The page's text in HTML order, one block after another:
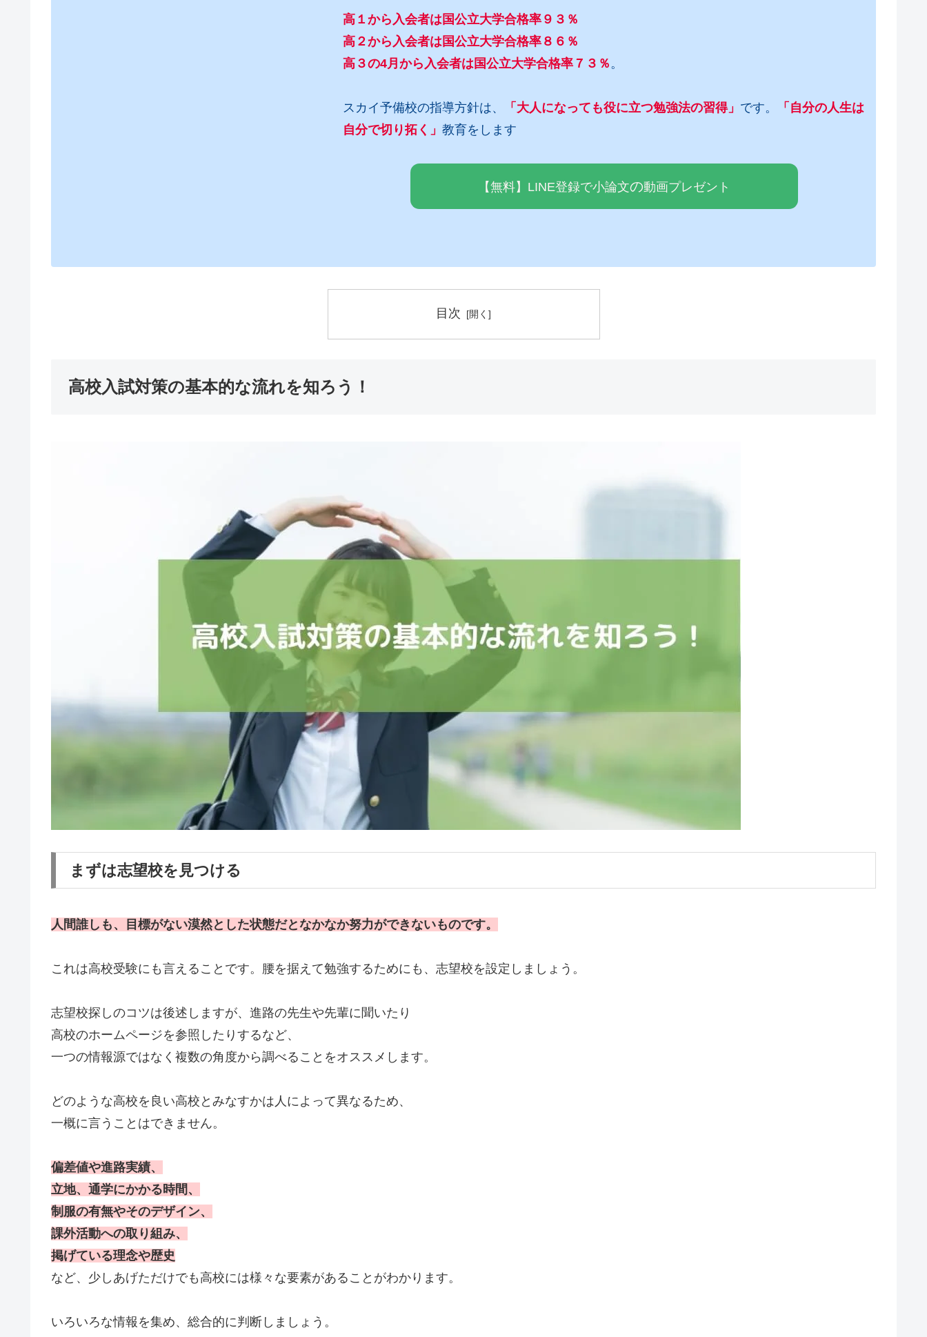
高１から入会者は国公立大学合格率９３％
高２から入会者は国公立大学合格率８６％
高３の4月から入会者は国公立大学合格率７３％。
スカイ予備校の指導方針は、 「大人になっても役に立つ勉強法の習得」 です。
「自分の人生は
自分で切り拓く」教育をします
【無料】LINE登録で小論文の動画プレゼン ト
目次
高校入試対策の基本的な流れを知ろう！
まずは志望校を見つける
人間誰しも、目標がない漠然とした状態だとなかなか努力ができないものです。
これは高校受験にも言えることです。腰を据えて勉強するためにも、志望校を設定しましょう。
志望校探しのコツは後述しますが、進路の先生や先輩に聞いたり
高校のホームページを参照したりするなど、
一つの情報源ではなく複数の角度から調べることをオススメします。
どのような高校を良い高校とみなすかは人によって異なるため、
一概に言うことはできません。
偏差値や進路実績、
立地、通学にかかる時間、
制服の有無やそのデザイン、
課外活動への取り組み、
掲げている理念や歴史
など、少しあげただけでも高校には様々な要素があることがわかります。
いろいろな情報を集め、総合的に判断しましょう。